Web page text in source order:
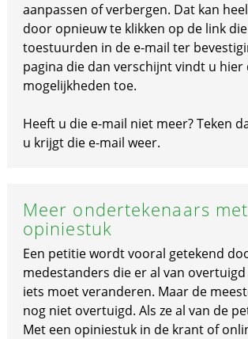
aanpassen of verbergen. Dat kan
door opnieuw te klikken op de link
toestuurden in de e-mail ter
pagina die dan verschijnt vindt u hier
mogelijkheden toe.
Heeft u die e-mail niet meer? Teken
u krijgt die e-mail weer.
Meer ondertekenaars
opiniestuk
Een petitie wordt vooral getekend
medestanders die er al van
iets moet veranderen. Maar de
nog niet overtuigd. Als ze al van de
Met een opiniestuk in de krant of